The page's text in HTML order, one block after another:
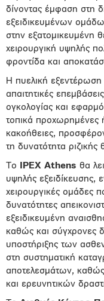
δίνοντας έμφαση στη
εξειδικευμένων
στην εξατομικευμένη
χειρουργική υψηλής
φροντίδα και
Η πυελική εξεντέρωση
απαιτητικές
ογκολογίας και
τοπικά προχωρημένες
κακοήθειες,
τη δυνατότητα ριζικής
Το
IPEX Athens θα
υψηλής εξειδίκευσης,
χειρουργικές ομάδες
δυνατότητες
εξειδικευμένη
καθώς και σύγχρονες
υποστήριξης των
στη συστηματική
αποτελεσμάτων, καθώς
και ερευνητικών